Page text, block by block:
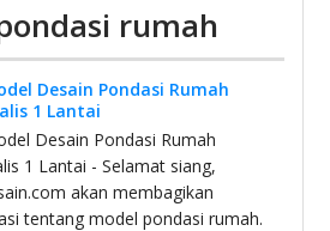
rumah
Desain Pondasi Rumah
1 Lantai
Desain Pondasi Rumah
1 Lantai - Selamat siang,
akan membagikan
tentang model pondasi rumah.